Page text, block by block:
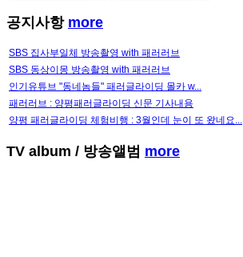
공지사항 more
SBS 집사부일체 방송촬영 with 패러러브
SBS 동상이몽 방송촬영 with 패러러브
인기유튜브 "동네놈들" 패러글라이딩 몰카 w...
패러러브 : 양평패러글라이딩 신문 기사내용
양평 패러글라이딩 체험비행 : 3월인데 눈이 또 왔네요...
TV album / 방송앨범 more